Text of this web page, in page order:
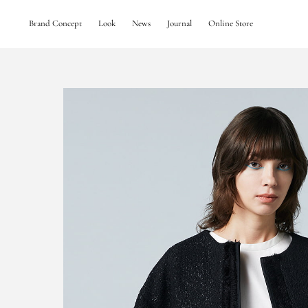
Brand Concept Look News Journal Online Store